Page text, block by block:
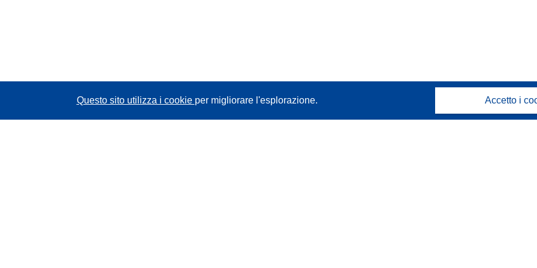
Questo sito utilizza i cookie per migliorare l'esplorazione. Accetto i